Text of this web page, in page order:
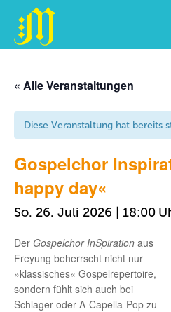
springen
« Alle Veranstaltungen
Diese Veranstaltung hat bereits
Gospelchor
happy day«
So. 26. Juli 2026 | 18:00
Der Gospelchor InSpiration aus
Freyung beherrscht nicht nur
»klassisches« Gospelrepertoire,
sondern fühlt sich auch bei
Schlager oder A-Capella-Pop zu